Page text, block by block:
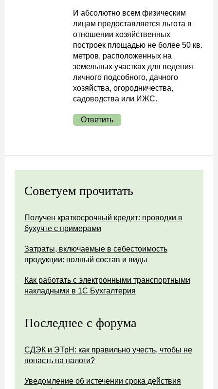
И абсолютно всем физическим
лицам предоставляется льгота в
отношении хозяйственных
построек площадью не более 50 кв.
метров, расположенных на
земельных участках для ведения
личного подсобного, дачного
хозяйства, огородничества,
садоводства или ИЖС.
Ответить
Советуем прочитать
Получен краткосрочный кредит: проводки в
бухучте с примерами
Затраты, включаемые в себестоимость
продукции: полный состав и виды
Как работать с электронными транспортными
накладными в 1С Бухгалтерия
Последнее с форума
СДЭК и ЭТрН: как правильно учесть, чтобы не
попасть на налоги?
Уведомление об истечении срока действия